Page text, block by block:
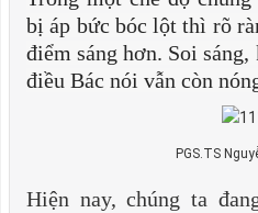
bị áp bức bóc lột thì rõ
điểm sáng hơn. Soi
điều Bác nói vẫn còn
PGS.TS
Hiện nay, chúng ta